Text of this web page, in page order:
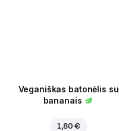
Veganiškas batonėlis su
bananais
1,80 €